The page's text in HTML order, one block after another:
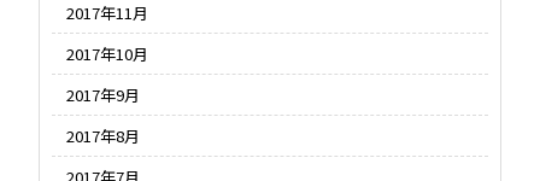
2017年11月
2017年10月
2017年9月
2017年8月